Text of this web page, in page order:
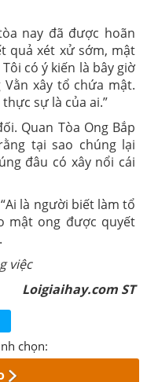
nay đã được hoãn
quả xét xử sớm, mật
có ý kiến là bây giờ
Vằn xây tổ chứa mật.
sự là của ai.”
Quan Tòa Ong Bắp
tại sao chúng lại
đâu có xây nổi cái
là người biết làm tổ
mật ong được quyết
việc
Loigiaihay.com ST
chọn: